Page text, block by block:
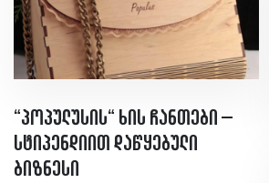
“პოპულუსის“ ხის ჩანთები –
სტიპენდიით დაწყებული
ბიზნესი